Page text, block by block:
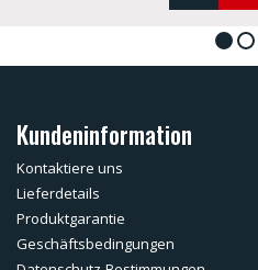
1 2
Kundeninformation
Kontaktiere uns
Lieferdetails
Produktgarantie
Geschäftsbedingungen